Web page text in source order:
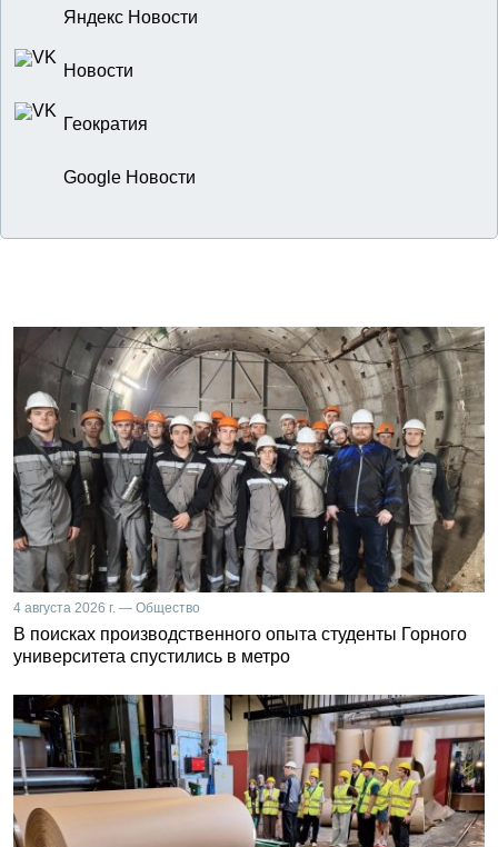
Яндекс Новости
Новости
Геократия
Google Новости
4 августа 2026 г. — Общество
В поисках производственного опыта студенты Горного
университета спустились в метро